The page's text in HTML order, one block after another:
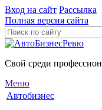
Вход на сайт Рассылка
Полная версия сайта
Свой среди
Меню
Автобизнес